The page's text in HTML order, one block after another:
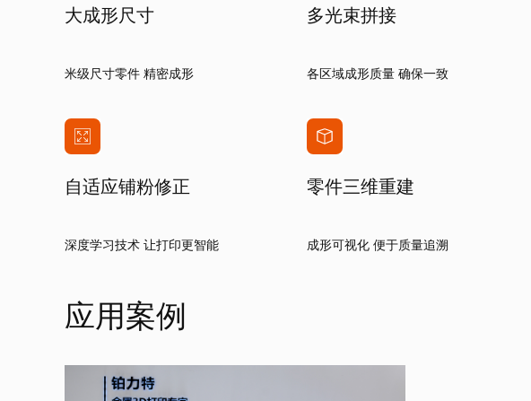
大成形尺寸
米级尺寸零件 精密成形
多光束拼接
各区域成形质量 确保一致
自适应铺粉修正
深度学习技术 让打印更智能
零件三维重建
成形可视化 便于质量追溯
应用案例